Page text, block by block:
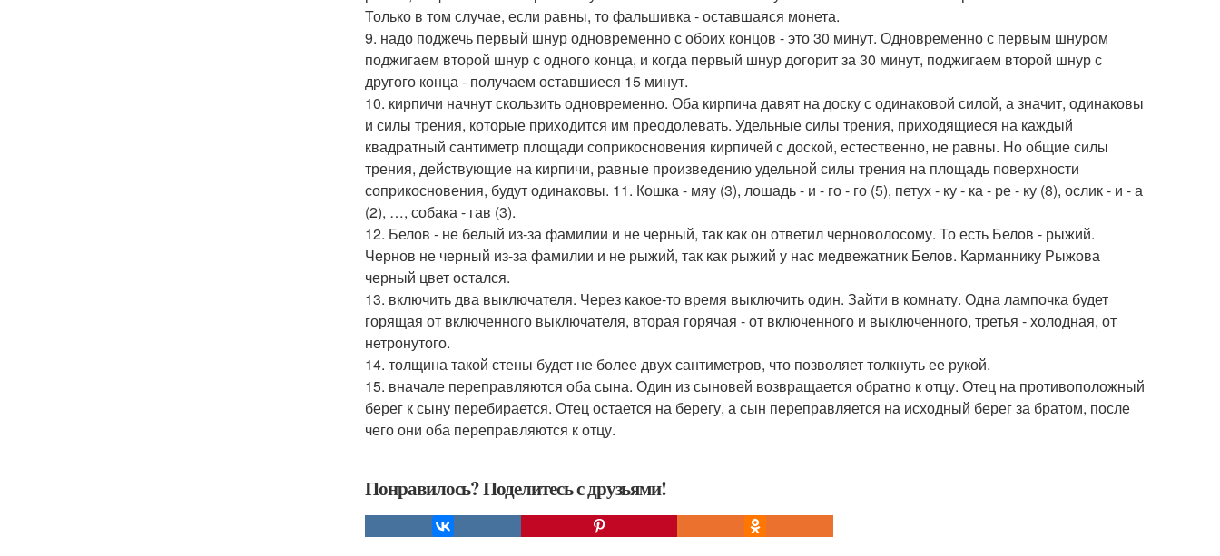
Только в том случае, если равны, то фальшивка - оставшаяся монета.
9. надо поджечь первый шнур одновременно с обоих концов - это 30 минут. Одновременно с первым шнуром
поджигаем второй шнур с одного конца, и когда первый шнур догорит за 30 минут, поджигаем второй шнур с
другого конца - получаем оставшиеся 15 минут.
10. кирпичи начнут скользить одновременно. Оба кирпича давят на доску с одинаковой силой, а значит, одинаковы
и силы трения, которые приходится им преодолевать. Удельные силы трения, приходящиеся на каждый
квадратный сантиметр площади соприкосновения кирпичей с доской, естественно, не равны. Но общие силы
трения, действующие на кирпичи, равные произведению удельной силы трения на площадь поверхности
соприкосновения, будут одинаковы. 11. Кошка - мяу (3), лошадь - и - го - го (5), петух - ку - ка - ре - ку (8), ослик - и - а
(2), …, собака - гав (3).
12. Белов - не белый из-за фамилии и не черный, так как он ответил черноволосому. То есть Белов - рыжий.
Чернов не черный из-за фамилии и не рыжий, так как рыжий у нас медвежатник Белов. Карманнику Рыжова
черный цвет остался.
13. включить два выключателя. Через какое-то время выключить один. Зайти в комнату. Одна лампочка будет
горящая от включенного выключателя, вторая горячая - от включенного и выключенного, третья - холодная, от
нетронутого.
14. толщина такой стены будет не более двух сантиметров, что позволяет толкнуть ее рукой.
15. вначале переправляются оба сына. Один из сыновей возвращается обратно к отцу. Отец на противоположный
берег к сыну перебирается. Отец остается на берегу, а сын переправляется на исходный берег за братом, после
чего они оба переправляются к отцу.
Понравилось? Поделитесь с друзьями!